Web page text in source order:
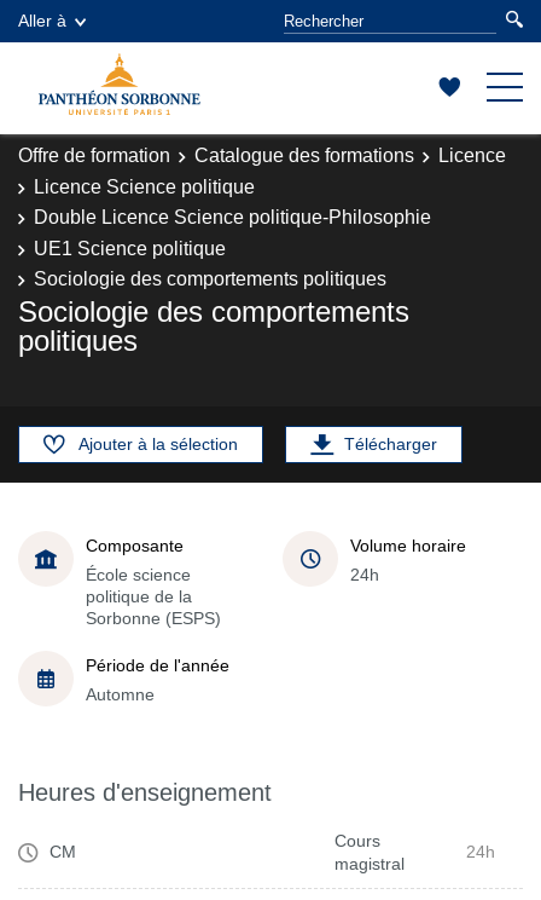
Aller à
Offre de formation Catalogue des formations
Licence
Licence Science politique
Double Licence Science politique-Philosophie
UE1 Science politique
Sociologie des comportements politiques
Sociologie des comportements
politiques
Ajouter à la sélection Télécharger
Composante
École science
politique de la
Sorbonne (ESPS)
Volume horaire
24h
Période de l'année
Automne
Heures d'enseignement
CM
Cours
magistral
24h